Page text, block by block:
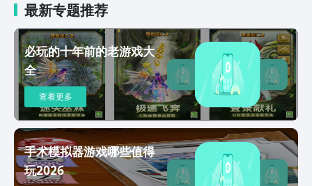
该系列作品有所涉及的玩家在刚开始的时候都需要小心一
些才能生存下来。在刚进入游戏的时候咱们首先需要选择
一个适合的职业。目前游戏里面可以使用的初始职业有三
个，这三个的优缺点都比较明显，但是对于新人来说开荒
还是挺好的，咱们可以选择一个自己最喜欢的来进行开
荒。接着会进入游戏的教学，在教学期间地上的物资种类
是比较多的，这也是为了让大家知道这些物资的具体作用
到底是什么。这对于之后的正式开荒来说是有着相当不错
的好处。上面便是关于饥困荒野免费下载介绍。这款作品
从前几次的测试之中就收获了很多玩家的好评。游戏的画
风是按照饥荒系列一贯的风格，整体给人的感觉就是上手
难度很高，但是可玩性也很高。
最新专题推荐
必玩的十年前的老游戏大
全
查看更多
手术模拟器游戏哪些值得
玩2026